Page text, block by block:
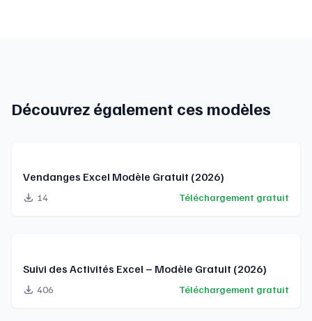
Découvrez également ces modèles
Vendanges Excel Modèle Gratuit (2026)
14 Téléchargement gratuit
Suivi des Activités Excel – Modèle Gratuit (2026)
406 Téléchargement gratuit